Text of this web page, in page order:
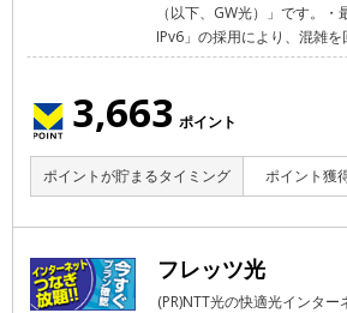
（以下、GW光）」です。
IPv6」の採用により、混雑を
3,663 ポイント
ポイントが貯まるタイミング ポイント獲
フレッツ光
(PR)NTT光の快適光インタ